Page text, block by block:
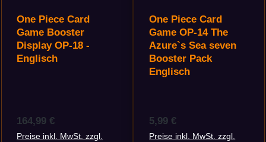
One Piece Card
Game Booster
Display OP-18 -
Englisch
Regulärer Preis:
164,99 €
Preise inkl. MwSt. zzgl.
One Piece Card
Game OP-14 The
Azure`s Sea seven
Booster Pack
Englisch
Regulärer Preis:
5,99 €
Preise inkl. MwSt. zzgl.